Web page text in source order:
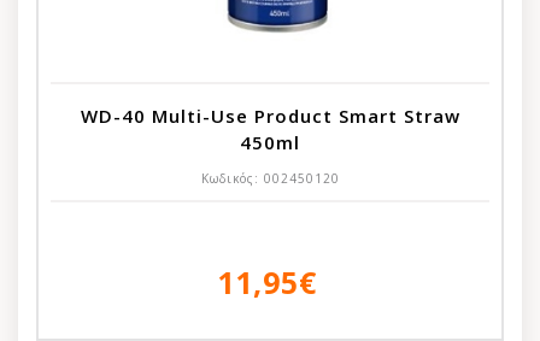
WD-40 Multi-Use Product Smart Straw
450ml
Κωδικός: 002450120
11,95€